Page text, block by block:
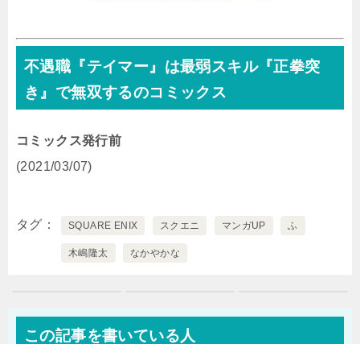
不遇職『テイマー』は最弱スキル『正拳突
き』で無双するのコミックス
コミックス発行前
(2021/03/07)
タグ SQUARE ENIX スクエニ マンガUP ふ
木嶋隆太 なかやかな
この記事を書いている人